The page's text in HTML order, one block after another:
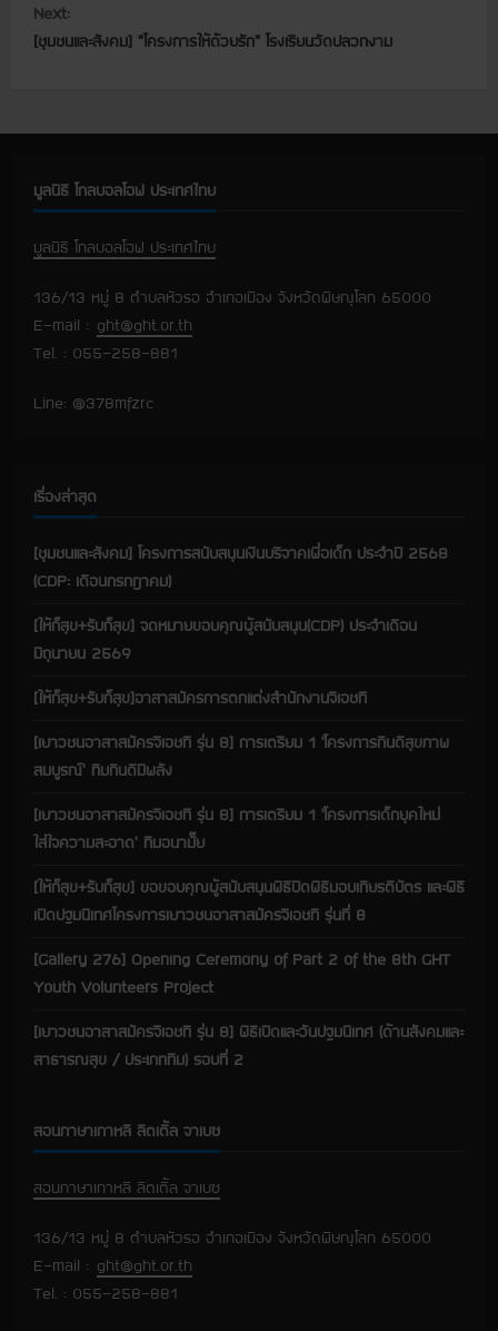
n
u
e
R
e
a
i
n
g
Next:
[ชุมชนและสังคม] “โครงการให้ด้วยรัก” โรงเรียนวัดปลวกงาม
มูลนิธิ โกลบอลโฮฟ ประเทศไทย
มูลนิธิ โกลบอลโฮฟ ประเทศไทย
136/13 หมู่ 8 ตำบลหัวรอ อำเภอเมือง จังหวัดพิษณุโลก 65000
E-mail : ght@ght.or.th
Tel. : 055-258-881
Line: @378mfzrc
เรื่องล่าสุด
[ชุมชนและสังคม] โครงการสนับสนุนเงินบริจาคเพื่อเด็ก ประจำปี 2568
(CDP: เดือนกรกฎาคม)
[ให้ก็สุข+รับก็สุข] จดหมายขอบคุณผู้สนับสนุน(CDP) ประจำเดือน
มิถุนายน 2569
[ให้ก็สุข+รับก็สุข]อาสาสมัครการตกแต่งสำนักงานจีเอชที
[เยาวชนอาสาสมัครจีเอชที รุ่น 8] การเตรียม 1 ‘โครงการกินดีสุขภาพ
สมบูรณ์’ ทีมกินดีมีพลัง
[เยาวชนอาสาสมัครจีเอชที รุ่น 8] การเตรียม 1 ‘โครงการเด็กยุคใหม่
ใส่ใจความสะอาด’ ทีมอนามั๊ย
[ให้ก็สุข+รับก็สุข] ขอขอบคุณผู้สนับสนุนพิธีปิดพิธีมอบเกียรติบัตร และพิธี
เปิดปฐมนิเทศโครงการเยาวชนอาสาสมัครจีเอชที รุ่นที่ 8
[Gallery 276] Opening Ceremony of Part 2 of the 8th GHT
Youth Volunteers Project
[เยาวชนอาสาสมัครจีเอชที รุ่น 8] พิธีเปิดและวันปฐมนิเทศ (ด้านสังคมและ
สาธารณสุข / ประเภททีม) รอบที่ 2
สอนภาษาเกาหลี ลิตเติ้ล จาเบซ
สอนภาษาเกาหลี ลิตเติ้ล จาเบซ
136/13 หมู่ 8 ตำบลหัวรอ อำเภอเมือง จังหวัดพิษณุโลก 65000
E-mail : ght@ght.or.th
Tel. : 055-258-881